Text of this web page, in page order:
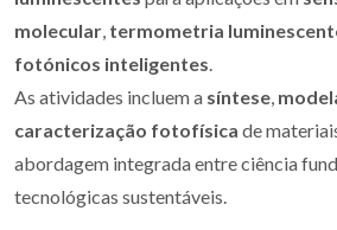
molecular, termometria
fotónicos inteligentes.
As atividades incluem a síntese,
caracterização fotofísica de
abordagem integrada entre ciência
tecnológicas sustentáveis.